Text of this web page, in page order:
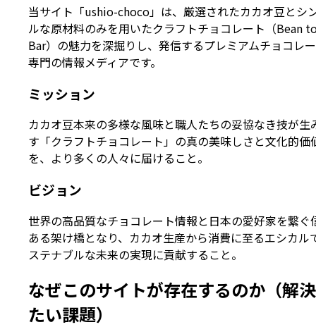
当サイト「ushio-choco」は、厳選されたカカオ豆とシ
ルな原材料のみを用いたクラフトチョコレート（Bean
Bar）の魅力を深掘りし、発信するプレミアムチョコレ
専門の情報メディアです。
ミッション
カカオ豆本来の多様な風味と職人たちの妥協なき技が生
す「クラフトチョコレート」の真の美味しさと文化的価
を、より多くの人々に届けること。
ビジョン
世界の高品質なチョコレート情報と日本の愛好家を繋ぐ
ある架け橋となり、カカオ生産から消費に至るエシカル
ステナブルな未来の実現に貢献すること。
なぜこのサイトが存在するのか（解
たい課題）